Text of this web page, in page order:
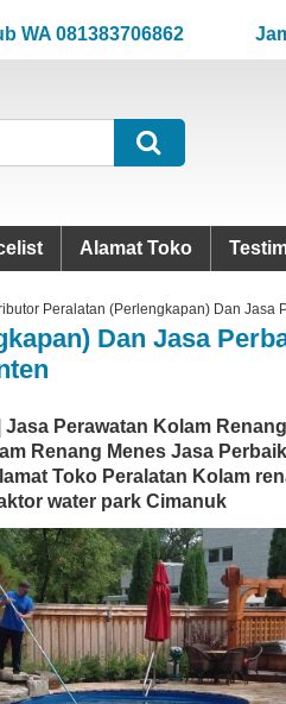
Jam
Alamat Toko
Peralatan (Perlengkapan) Dan Jasa
Dan Jasa
Perawatan Kolam
Renang Menes Jasa
Toko Peralatan Kolam
water park Cimanuk
BEST SELLER